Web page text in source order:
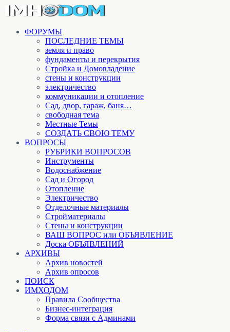
ФОРУМЫ
ПОСЛЕДНИЕ ТЕМЫ
земля и право
фундаменты и перекрытия
Стройка и Домовладение
стены и конструкции
электричество
коммуникации и отопление
Cад, двор, гараж, баня…
свободная тема
Местные Темы
СОЗДАТЬ СВОЮ ТЕМУ
ВОПРОСЫ
РУБРИКИ ВОПРОСОВ
Инструменты
Водоснабжение
Сад и Огород
Отопление
Электричество
Отделочные материалы
Стройматериалы
Стены и конструкции
ВАШ ВОПРОС или ОБЪЯВЛЕНИЕ
Доска ОБЪЯВЛЕНИЙ
АРХИВЫ
Архив новостей
Архив опросов
ПОИСК
ИМХОДОМ
Правила Сообщества
Бизнес-интеграция
Форма связи с Админами